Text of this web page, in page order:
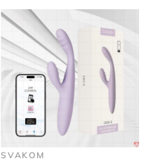
SVAKOM